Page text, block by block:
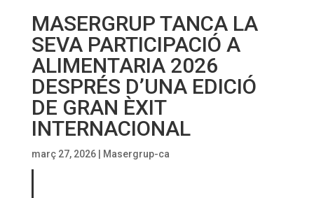
MASERGRUP TANCA LA
SEVA PARTICIPACIÓ A
ALIMENTARIA 2026
DESPRÉS D’UNA EDICIÓ
DE GRAN ÈXIT
INTERNACIONAL
març 27, 2026| Masergrup-ca